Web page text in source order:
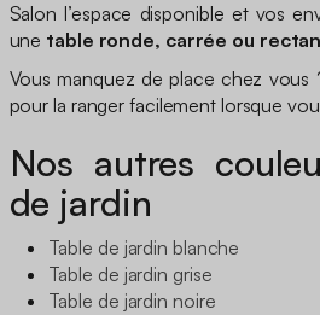
Salon l’espace disponible et vos
une table ronde, carrée ou
Vous manquez de place chez
pour la ranger facilement lorsque
Nos autres
de jardin
Table de jardin blanche
Table de jardin grise
Table de jardin noire